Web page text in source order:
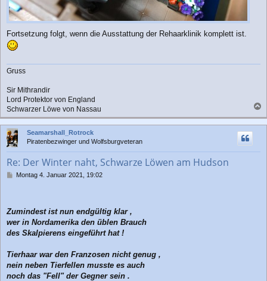
Fortsetzung folgt, wenn die Ausstattung der Rehaarklinik komplett ist.
Gruss
Sir Mithrandir
Lord Protektor von England
Schwarzer Löwe von Nassau
a
c
Seamarshall_Rotrock
Piratenbezwinger und Wolfsburgveteran
Re: Der Winter naht, Schwarze Löwen am Hudson
B
r
a
Montag 4. Januar 2021, 19:02
Zumindest ist nun endgültig klar ,
wer in Nordamerika den üblen Brauch
des Skalpierens eingeführt hat !
Tierhaar war den Franzosen nicht genug ,
nein neben Tierfellen musste es auch
noch das "Fell" der Gegner sein .